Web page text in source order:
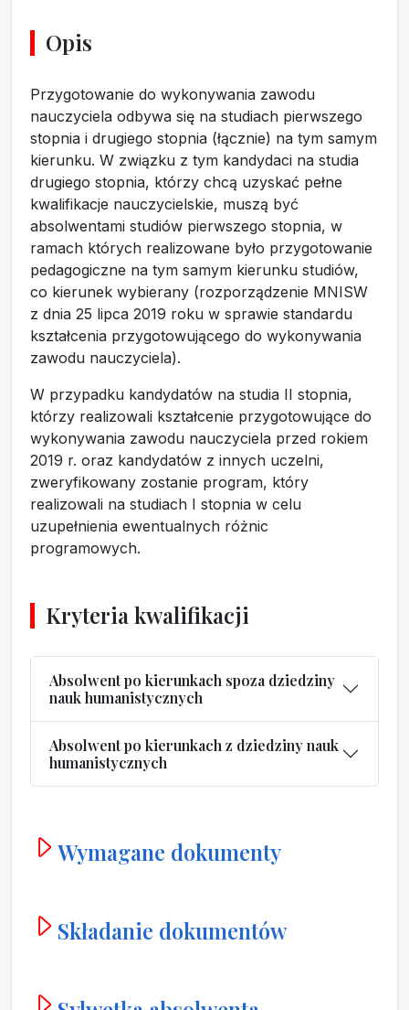
Opis
Przygotowanie do wykonywania zawodu
nauczyciela odbywa się na studiach pierwszego
stopnia i drugiego stopnia (łącznie) na tym samym
kierunku. W związku z tym kandydaci na studia
drugiego stopnia, którzy chcą uzyskać pełne
kwalifikacje nauczycielskie, muszą być
absolwentami studiów pierwszego stopnia, w
ramach których realizowane było przygotowanie
pedagogiczne na tym samym kierunku studiów,
co kierunek wybierany (rozporządzenie MNISW
z dnia 25 lipca 2019 roku w sprawie standardu
kształcenia przygotowującego do wykonywania
zawodu nauczyciela).
W przypadku kandydatów na studia II stopnia,
którzy realizowali kształcenie przygotowujące do
wykonywania zawodu nauczyciela przed rokiem
2019 r. oraz kandydatów z innych uczelni,
zweryfikowany zostanie program, który
realizowali na studiach I stopnia w celu
uzupełnienia ewentualnych różnic
programowych.
Kryteria kwalifikacji
Absolwent po kierunkach spoza dziedziny
nauk humanistycznych
Absolwent po kierunkach z dziedziny nauk
humanistycznych
Wymagane dokumenty
Składanie dokumentów